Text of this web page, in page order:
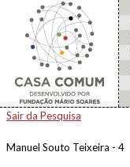
Sair da Pesquisa
Manuel Souto Teixeira - 4